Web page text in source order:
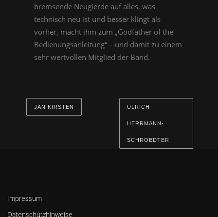
bremsende Neugierde auf alles, was
technisch neu ist und besser klingt als
vorher, macht ihm zum „Godfather of the
Bedienungsanleitung“ – und damit zu einem
sehr wertvollen Mitglied der Band.
JAN KIRSTEN ULRICH
HERRMANN-
SCHROEDTER
Impressum
Datenschutzhinweise